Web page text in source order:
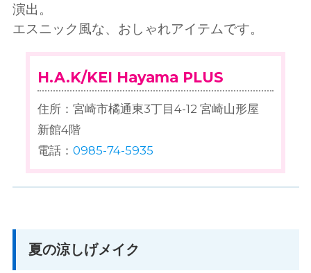
演出。
エスニック風な、おしゃれアイテムです。
H.A.K/KEI Hayama PLUS
住所：宮崎市橘通東3丁目4-12 宮崎山形屋
新館4階
電話：0985-74-5935
夏の涼しげメイク